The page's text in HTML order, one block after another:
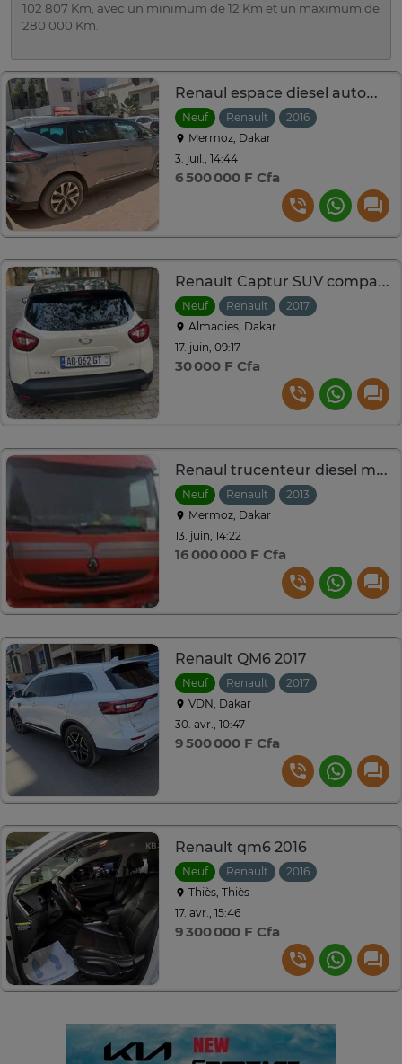
102 807 Km, avec un minimum de 12 Km et un maximum de
280 000 Km.
Renaul espace diesel automatique
Neuf Renault
2016
Mermoz, Dakar
3. juil., 14:44
6 500 000 F Cfa
Renault Captur SUV compact beige noir
Neuf Renault 2017
Almadies, Dakar
17. juin, 09:17
30 000 F Cfa
Renaul trucenteur diesel manuel
Neuf Renault 2013
Mermoz, Dakar
13. juin, 14:22
16 000 000 F Cfa
Renault QM6 2017
Neuf Renault 2017
VDN, Dakar
30. avr., 10:47
9 500 000 F Cfa
Renault qm6 2016
Neuf Renault 2016
Thiès, Thiès
17. avr., 15:46
9 300 000 F Cfa